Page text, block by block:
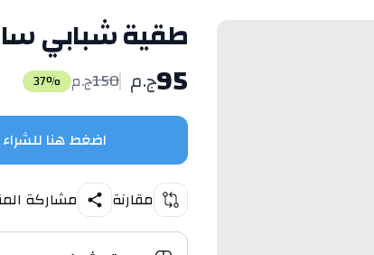
طقية شبابي
95ج.م 150ج.م 37%
اضغط هنا للشراء
مقارنة مشاركة